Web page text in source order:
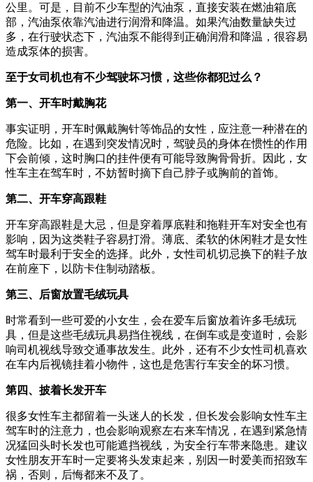
公里。可是，目前不少车型的汽油泵，直接安装在燃油箱底
部，汽油泵依靠汽油进行润滑和降温。如果汽油数量缺失过
多，在行驶状态下，汽油泵不能得到正确润滑和降温，很容易
造成泵体的损害。
至于女司机也有不少驾驶坏习惯，这些你都犯过么？
第一、开车时戴胸花
事实证明，开车时佩戴胸针等饰品的女性，应注意一种潜在的
危险。比如，在遇到突发情况时，驾驶员的身体在惯性的作用
下会前倾，这时胸口的挂件便有可能导致胸骨骨折。因此，女
性车主在驾车时，不妨暂时摘下自己脖子或胸前的首饰。
第二、开车穿高跟鞋
开车穿高跟鞋是大忌，但是穿着厚底鞋和拖鞋开车对安全也有
影响，因为这类鞋子容易打滑。薄底、柔软的休闲鞋才是女性
驾车时最利于安全的选择。此外，女性司机切忌换下的鞋子放
在前座下，以防卡住制动踏板。
第三、后窗放置毛绒玩具
时常看到一些可爱的小女生，会在爱车后窗放着许多毛绒玩
具，但是这些毛绒玩具易挡住视线，在倒车或是变道时，会影
响司机视线导致交通事故发生。此外，还有不少女性司机喜欢
在车内后视镜挂着小物件，这也是危害行车安全的坏习惯。
第四、披着长发开车
很多女性车主都留着一头迷人的长发，但长发会影响女性车主
驾车时的注意力，也会影响观察左右来车情况，在遇到紧急情
况猛回头时长发也可能遮挡视线，为安全行车带来隐患。建议
女性朋友开车时一定要将头发束起来，别因一时爱美而招致车
祸，否则，后悔都来不及了。